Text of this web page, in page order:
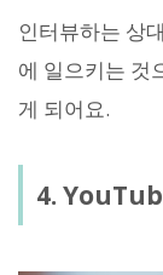
인터뷰하는 상
에 일으키는 것
게 되어요.
4.